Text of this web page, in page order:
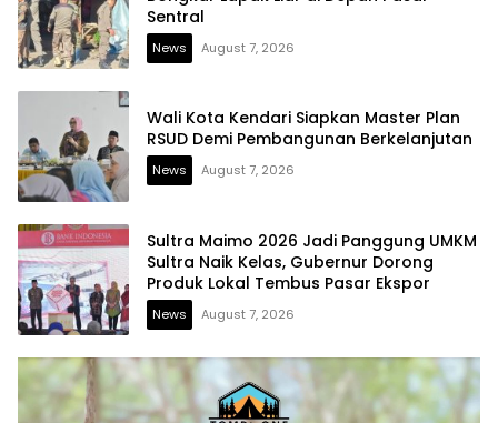
Sentral
News August 7, 2026
Wali Kota Kendari Siapkan Master Plan
RSUD Demi Pembangunan Berkelanjutan
News August 7, 2026
Sultra Maimo 2026 Jadi Panggung UMKM
Sultra Naik Kelas, Gubernur Dorong
Produk Lokal Tembus Pasar Ekspor
News August 7, 2026